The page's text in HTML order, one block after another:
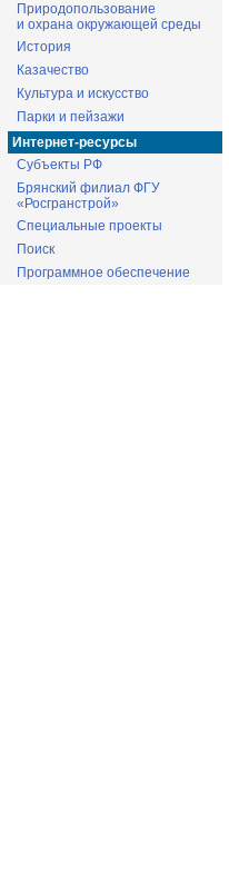
Природопользование
и охрана окружающей среды
История
Казачество
Культура и искусство
Парки и пейзажи
Интернет-ресурсы
Субъекты РФ
Брянский филиал ФГУ
«Росгранстрой»
Специальные проекты
Поиск
Программное обеспечение